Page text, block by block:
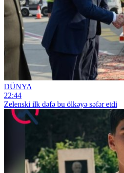
DÜNYA
22:44
Zelenski ilk dəfə bu ölkəyə səfər etdi